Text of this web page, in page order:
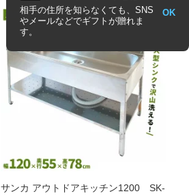
サンカ アウトドアキッチン1200 SK-
相手の住所を知らなくても、SNS
やメールなどでギフトが贈れま
す。
OK